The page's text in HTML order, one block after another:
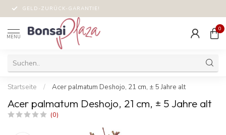
GELD-ZURÜCK-GARANTIE!
MENU
0
Startseite / Acer palmatum Deshojo, 21 cm, ± 5 Jahre alt
Acer palmatum Deshojo, 21 cm, ± 5 Jahre alt
(0)